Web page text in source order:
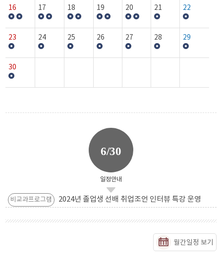
16 17 18 19 20 21 22
23 24 25 26 27 28 29
30
6/30
일정안내
비교과프로그램 2024년 졸업생 선배 취업조언 인터뷰 특강 운영
월간일정 보기